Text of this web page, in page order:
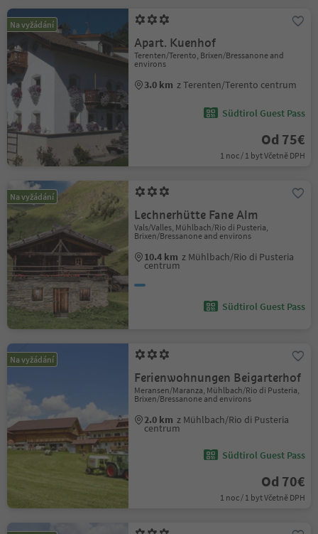
Na vyžádání
Apart. Kuenhof
Terenten/Terento, Brixen/Bressanone and
environs
3.0 km z Terenten/Terento centrum
Südtirol Guest Pass
Od 75€
1 noc / 1 byt Včetně DPH
Na vyžádání
Lechnerhütte Fane Alm
Vals/Valles, Mühlbach/Rio di Pusteria,
Brixen/Bressanone and environs
10.4 km z Mühlbach/Rio di Pusteria
centrum
Südtirol Guest Pass
Na vyžádání
Ferienwohnungen Beigarterhof
Meransen/Maranza, Mühlbach/Rio di Pusteria,
Brixen/Bressanone and environs
2.0 km z Mühlbach/Rio di Pusteria
centrum
Südtirol Guest Pass
Od 70€
1 noc / 1 byt Včetně DPH